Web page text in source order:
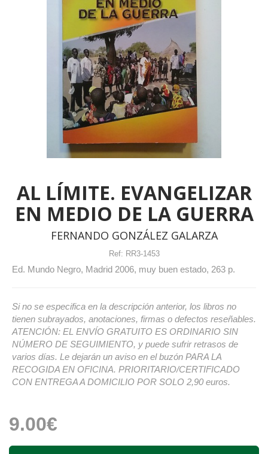
AL LÍMITE. EVANGELIZAR
EN MEDIO DE LA GUERRA
FERNANDO GONZÁLEZ GALARZA
Ref: RR3-1453
Ed. Mundo Negro, Madrid 2006, muy buen estado, 263 p.
Si no se especifica en la descripción anterior, los libros no
tienen subrayados, anotaciones, firmas o defectos reseñables.
ATENCIÓN: EL ENVÍO GRATUITO ES ORDINARIO SIN
NÚMERO DE SEGUIMIENTO, y puede sufrir retrasos de
varios días. Le dejarán un aviso en el buzón PARA LA
RECOGIDA EN OFICINA. PRIORITARIO/CERTIFICADO
CON ENTREGA A DOMICILIO POR SOLO 2,90 euros.
9.00€